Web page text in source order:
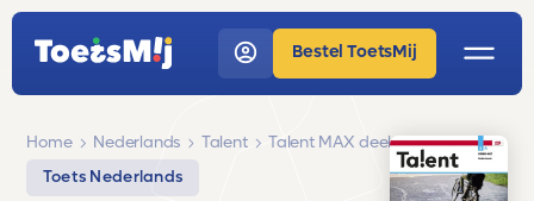
Bestel ToetsMij
Home Nederlands Talent
Talent MAX deel A+B
Toets Nederlands